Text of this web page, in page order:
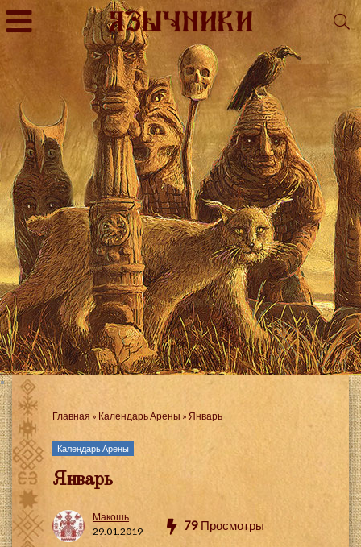
Главная » Календарь Арены » Январь
Календарь Арены
Январь
Макошь
29.01.2019
79 Просмотры